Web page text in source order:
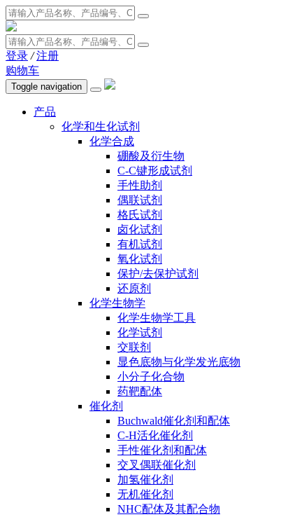
登录 / 注册
购物车
Toggle navigation
产品
化学和生化试剂
化学合成
硼酸及衍生物
C-C键形成试剂
手性助剂
偶联试剂
格氏试剂
卤化试剂
有机试剂
氧化试剂
保护/去保护试剂
还原剂
化学生物学
化学生物学工具
化学试剂
交联剂
显色底物与化学发光底物
小分子化合物
药靶配体
催化剂
Buchwald催化剂和配体
C-H活化催化剂
手性催化剂和配体
交叉偶联催化剂
加氢催化剂
无机催化剂
NHC配体及其配合物